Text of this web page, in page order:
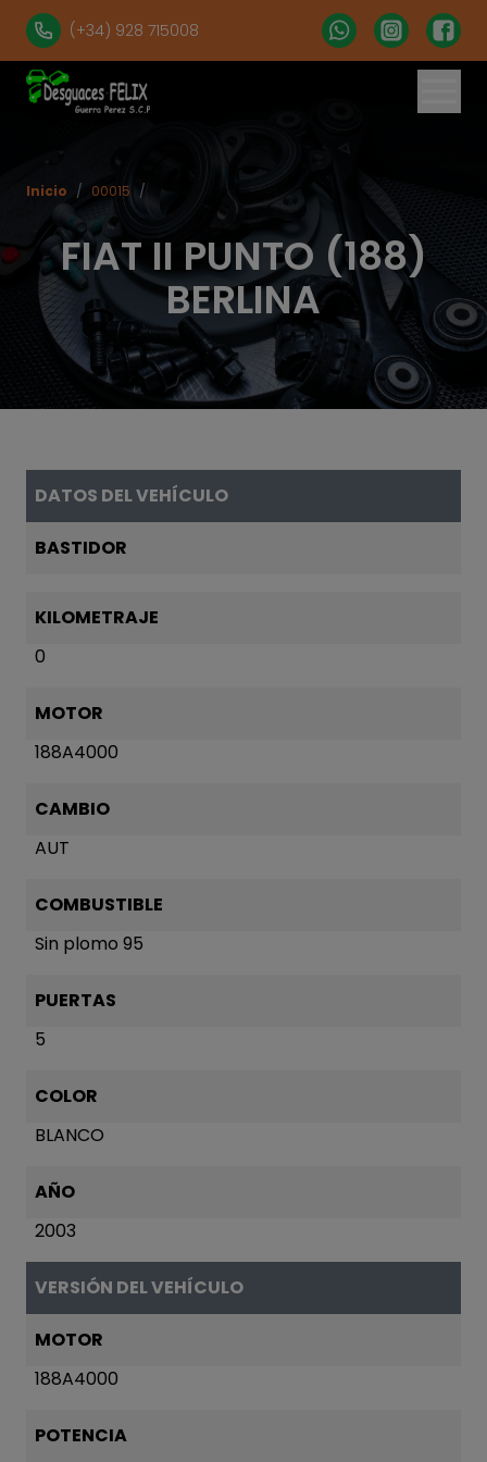
(+34) 928 715008
FIAT II PUNTO (188)
BERLINA
Inicio / 00015 /
DATOS DEL VEHÍCULO
BASTIDOR
KILOMETRAJE
0
MOTOR
188A4000
CAMBIO
AUT
COMBUSTIBLE
Sin plomo 95
PUERTAS
5
COLOR
BLANCO
AÑO
2003
VERSIÓN DEL VEHÍCULO
MOTOR
188A4000
POTENCIA